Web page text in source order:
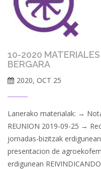
10-2020
BERGARA
2020, OCT 25
Lanerako materialak: →
REUNION 2019-09-25 →
jornadas-bizitzak
presentacion de
erdigunean